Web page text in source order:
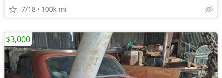
7/18 100k mi
$3,000